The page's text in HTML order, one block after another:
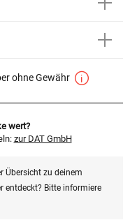
ohne Gewähr
wert?
zur DAT GmbH
Übersicht zu deinem
entdeckt? Bitte informiere